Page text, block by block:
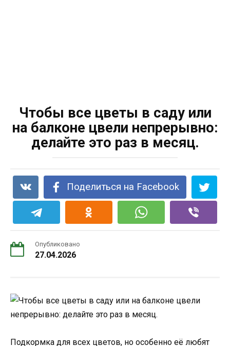
Чтобы все цветы в саду или
на балконе цвели непрерывно:
делайте это раз в месяц.
Поделиться на Facebook
Опубликовано
27.04.2026
Подкормка для всех цветов, но особенно её любят